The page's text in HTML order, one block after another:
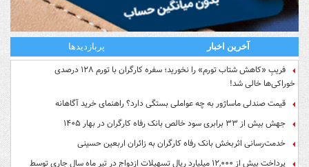
آخرین اخبار پربازدیدها
فریبِ «کاهش شتاب تورم» را نخورید؛ سفره کارگران با تورم ۱۲۸ درصدی
خوراکی‌ها خالی شد!
قیمت صندلی ماساژور به چه عواملی بستگی دارد؟ راهنمای خرید آگاهانه
جهش بیش از ۳۳ برابری سود خالص بانک رفاه کارگران در بهار ۱۴۰۵
خدمت‌رسانی اثربخش بانک رفاه کارگران به زائران اربعین حسینی
پرداخت بیش از ۱۲,۰۰۰ میلیارد ریال تسهیلات ازدواج در تیر ماه سال جاری توسط